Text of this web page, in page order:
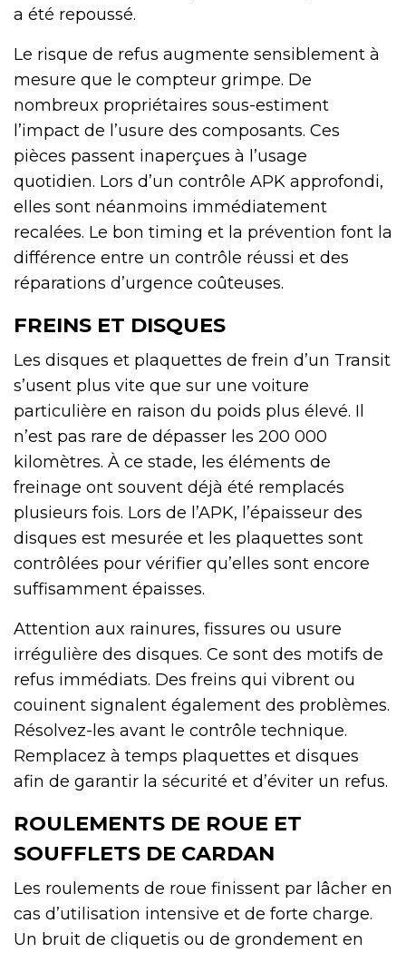
a été repoussé.
Le risque de refus augmente sensiblement à
mesure que le compteur grimpe. De
nombreux propriétaires sous-estiment
l’impact de l’usure des composants. Ces
pièces passent inaperçues à l’usage
quotidien. Lors d’un contrôle APK approfondi,
elles sont néanmoins immédiatement
recalées. Le bon timing et la prévention font la
différence entre un contrôle réussi et des
réparations d’urgence coûteuses.
FREINS ET DISQUES
Les disques et plaquettes de frein d’un Transit
s’usent plus vite que sur une voiture
particulière en raison du poids plus élevé. Il
n’est pas rare de dépasser les 200 000
kilomètres. À ce stade, les éléments de
freinage ont souvent déjà été remplacés
plusieurs fois. Lors de l’APK, l’épaisseur des
disques est mesurée et les plaquettes sont
contrôlées pour vérifier qu’elles sont encore
suffisamment épaisses.
Attention aux rainures, fissures ou usure
irrégulière des disques. Ce sont des motifs de
refus immédiats. Des freins qui vibrent ou
couinent signalent également des problèmes.
Résolvez-les avant le contrôle technique.
Remplacez à temps plaquettes et disques
afin de garantir la sécurité et d’éviter un refus.
ROULEMENTS DE ROUE ET
SOUFFLETS DE CARDAN
Les roulements de roue finissent par lâcher en
cas d’utilisation intensive et de forte charge.
Un bruit de cliquetis ou de grondement en